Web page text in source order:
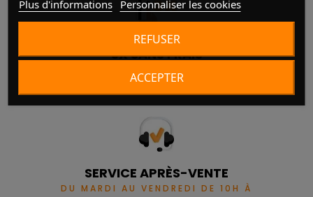
Plus d'informations Personnaliser les cookies
REFUSER
ACCEPTER
3X SANS FRAIS
SERVICE APRÈS-VENTE
DU MARDI AU VENDREDI DE 10H À